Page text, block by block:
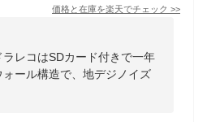
価格と在庫を楽天でチェック >>
レコはSDカード付きで一年
ール構造で、地デジノイズ